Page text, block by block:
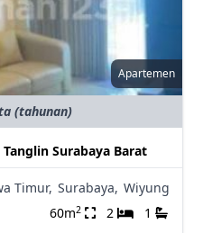
Apartemen
(tahunan)
Surabaya Barat
Timur, Surabaya, Wiyung
60m2 2 1